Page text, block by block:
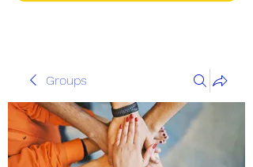
Groups